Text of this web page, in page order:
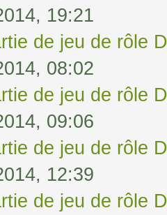
19:21
de jeu de rôle
08:02
de jeu de rôle
09:06
de jeu de rôle
12:39
de jeu de rôle